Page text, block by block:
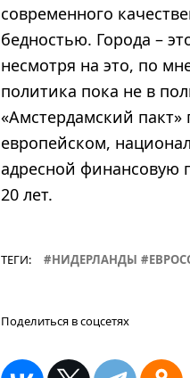
современного
бедностью. Города –
несмотря на это, по
политика пока не в
«Амстердамский пакт»
европейском,
адресной финансовую
20 лет.
ТЕГИ: НИДЕРЛАНДЫ
Поделиться в соцсетях